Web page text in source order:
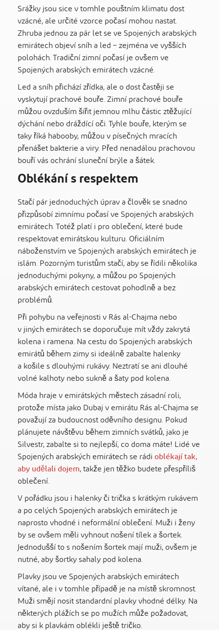
Srážky jsou sice v tomhle pouštním klimatu dost
vzácné, ale určité vzorce počasí mohou nastat.
Zhruba jednou za pár let se ve Spojených arabských
emirátech objeví sníh a led – zejména ve vyšších
polohách. Tradiční zimní počasí je ovšem ve
Spojených arabských emirátech vzácné.
Led a sníh přichází zřídka, ale o dost častěji se
vyskytují prachové bouře. Zimní prachové bouře
můžou ovzduším šířit jemnou mlhu částic ztěžující
dýchání nebo dráždící oči. Tyhle bouře, kterým se
taky říká habooby, můžou v písečných mracích
přenášet bakterie a viry. Před nenadálou prachovou
bouří vás ochrání sluneční brýle a šátek.
Oblékání s respektem
Stačí pár jednoduchých úprav a člověk se snadno
přizpůsobí zimnímu počasí ve Spojených arabských
emirátech. Totéž platí i pro oblečení, které bude
respektovat emirátskou kulturu. Oficiálním
náboženstvím ve Spojených arabských emirátech je
islám. Pozorným turistům stačí, aby se řídili několika
jednoduchými pokyny, a můžou po Spojených
arabských emirátech cestovat pohodlně a bez
problémů.
Při pohybu na veřejnosti v Rás al-Chajma nebo
v jiných emirátech se doporučuje mít vždy zakrytá
kolena i ramena. Na cestu do Spojených arabských
emirátů během zimy si ideálně zabalte halenky
a košile s dlouhými rukávy. Neztratí se ani dlouhé
volné kalhoty nebo sukně a šaty pod kolena.
Móda hraje v emirátských městech zásadní roli,
protože místa jako Dubaj v emirátu Rás al-Chajma se
považují za budoucnost oděvního designu. Pokud
plánujete návštěvu během zimních svátků, jako je
Silvestr, zabalte si to nejlepší, co doma máte! Lidé ve
Spojených arabských emirátech se rádioblékají tak,
aby udělali dojem, takže jen těžko budete přespříliš
oblečení.
V pořádku jsou i halenky či trička s krátkým rukávem
a po celých Spojených arabských emirátech je
naprosto vhodné i neformální oblečení. Muži i ženy
by se ovšem měli vyhnout nošení tílek a šortek.
Jednodušší to s nošením šortek mají muži, ovšem je
nutné, aby šortky sahaly pod kolena.
Plavky jsou ve Spojených arabských emirátech
vítané, ale i v tomhle případě je na místě skromnost.
Muži smějí nosit standardní plavky vhodné délky. Na
některých plážích se po mužích může požadovat,
aby si k plavkám oblékli ještě tričko.